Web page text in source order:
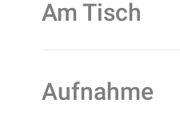
Am Tisch
Aufnahme